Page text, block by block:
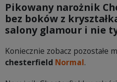
Pikowany narożnik
bez boków z
salony glamour i nie
Koniecznie zobacz pozostałe
chesterfield Normal.